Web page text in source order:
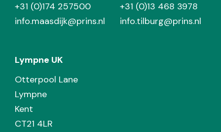
+31 (0)174 257500
info.maasdijk@prins.nl
+31 (0)13 468 3978
info.tilburg@prins.nl
Lympne UK
Otterpool Lane
Lympne
Kent
CT21 4LR